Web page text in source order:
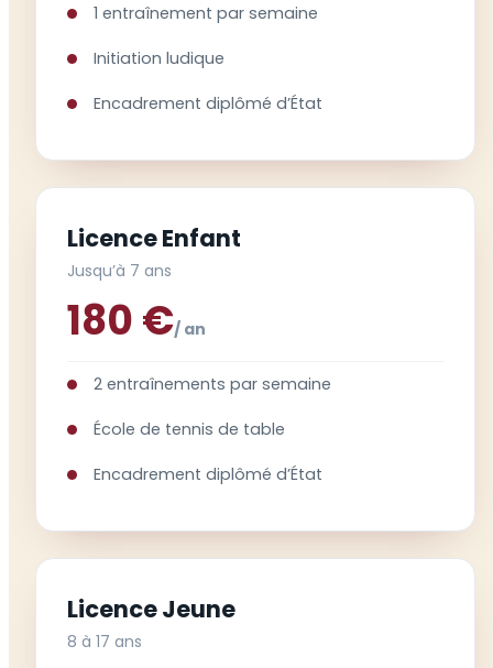
1 entraînement par semaine
Initiation ludique
Encadrement diplômé d’État
Licence Enfant
Jusqu’à 7 ans
180 €/ an
2 entraînements par semaine
École de tennis de table
Encadrement diplômé d’État
Licence Jeune
8 à 17 ans